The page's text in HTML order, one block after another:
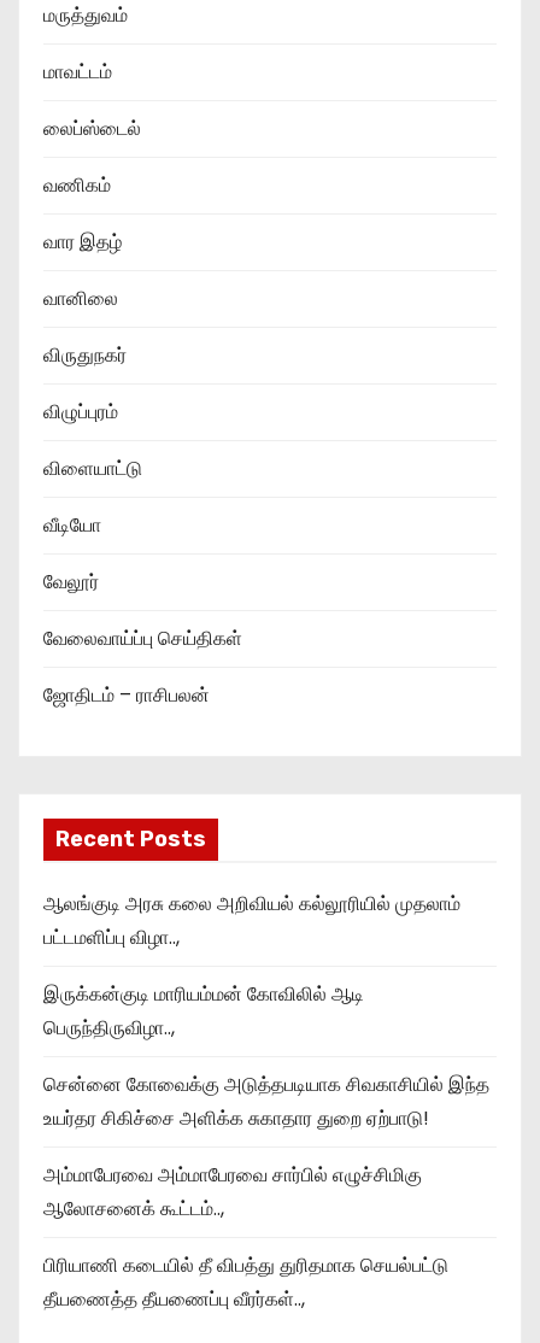
மருத்துவம்
மாவட்டம்
லைப்ஸ்டைல்
வணிகம்
வார இதழ்
வானிலை
விருதுநகர்
விழுப்புரம்
விளையாட்டு
வீடியோ
வேலூர்
வேலைவாய்ப்பு செய்திகள்
ஜோதிடம் – ராசிபலன்
Recent Posts
ஆலங்குடி அரசு கலை அறிவியல் கல்லூரியில் முதலாம்
பட்டமளிப்பு விழா..,
இருக்கன்குடி மாரியம்மன் கோவிலில் ஆடி
பெருந்திருவிழா..,
சென்னை கோவைக்கு அடுத்தபடியாக சிவகாசியில் இந்த
உயர்தர சிகிச்சை அளிக்க சுகாதார துறை ஏற்பாடு!
அம்மாபேரவை அம்மாபேரவை சார்பில் எழுச்சிமிகு
ஆலோசனைக் கூட்டம்..,
பிரியாணி கடையில் தீ விபத்து துரிதமாக செயல்பட்டு
தீயணைத்த தீயணைப்பு வீரர்கள்..,